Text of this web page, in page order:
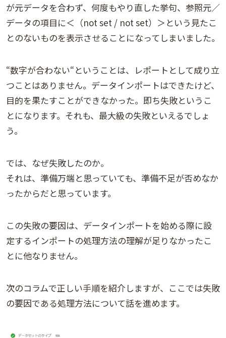
が元データを合わず、何度もやり直した挙句、参照元／
データの項目に＜（not set / not set）＞という見たこ
とのないものを表示させることになってしまいました。
“数字が合わない“ということは、レポートとして成り立
つことはありません。データインポートはできたけど、
目的を果たすことができなかった。即ち失敗というこ
とになります。それも、最大級の失敗といえるでしょ
う。
では、なぜ失敗したのか。
それは、準備万端と思っていても、準備不足が否めなか
ったからだと思っています。
この失敗の要因は、データインポートを始める際に設
定するインポートの処理方法の理解が足りなかったこ
とに他なりません。
次のコラムで正しい手順を紹介しますが、ここでは失敗
の要因である処理方法について話を進めます。